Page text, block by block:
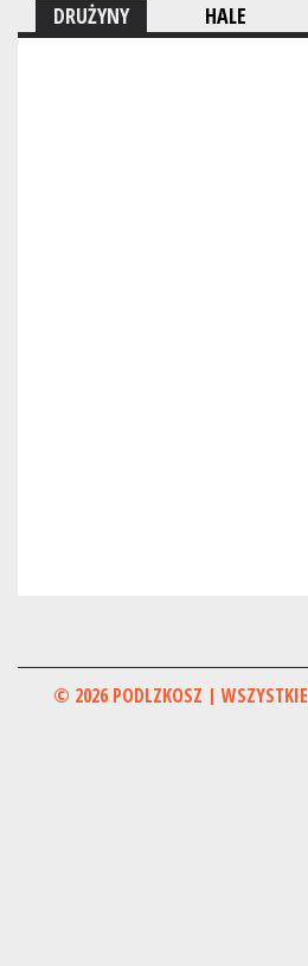
DRUŻYNY HALE
© 2026 PODLZKOSZ |